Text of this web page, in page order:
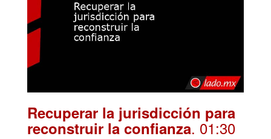
Recuperar la jurisdicción para
reconstruir la confianza. 01:30